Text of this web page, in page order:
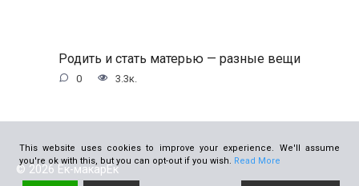
Родить и стать матерью — разные вещи
0 3.3к.
© 2026 Ёк-макарЁк
This website uses cookies to improve your experience. We'll assume
you're ok with this, but you can opt-out if you wish. Read More